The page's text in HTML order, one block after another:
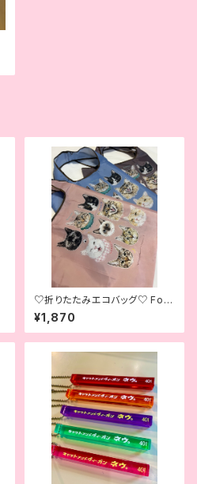
♡折りたたみエコバッグ♡ Fold
able Shopping Bag♡
¥1,870